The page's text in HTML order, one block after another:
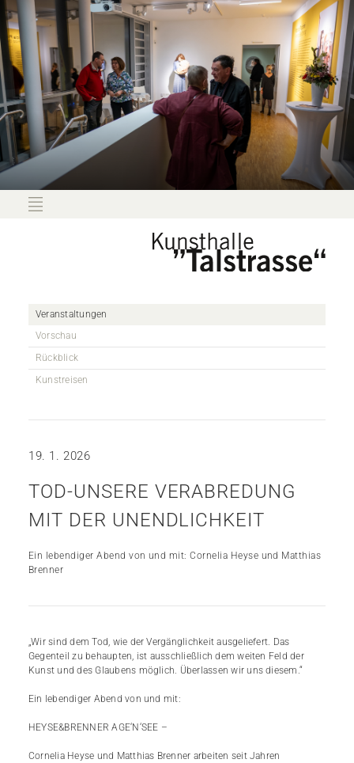
Veranstaltungen
Vorschau
Rückblick
Kunstreisen
19. 1. 2026
TOD-UNSERE VERABREDUNG
MIT DER UNENDLICHKEIT
Ein lebendiger Abend von und mit: Cornelia Heyse und Matthias
Brenner
„Wir sind dem Tod, wie der Vergänglichkeit ausgeliefert. Das
Gegenteil zu behaupten, ist ausschließlich dem weiten Feld der
Kunst und des Glaubens möglich. Überlassen wir uns diesem.“
Ein lebendiger Abend von und mit:
HEYSE&BRENNER AGE‘N‘SEE –
Cornelia Heyse und Matthias Brenner arbeiten seit Jahren